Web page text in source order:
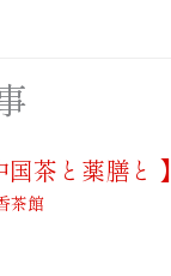
国茶と薬膳と 】
茶館